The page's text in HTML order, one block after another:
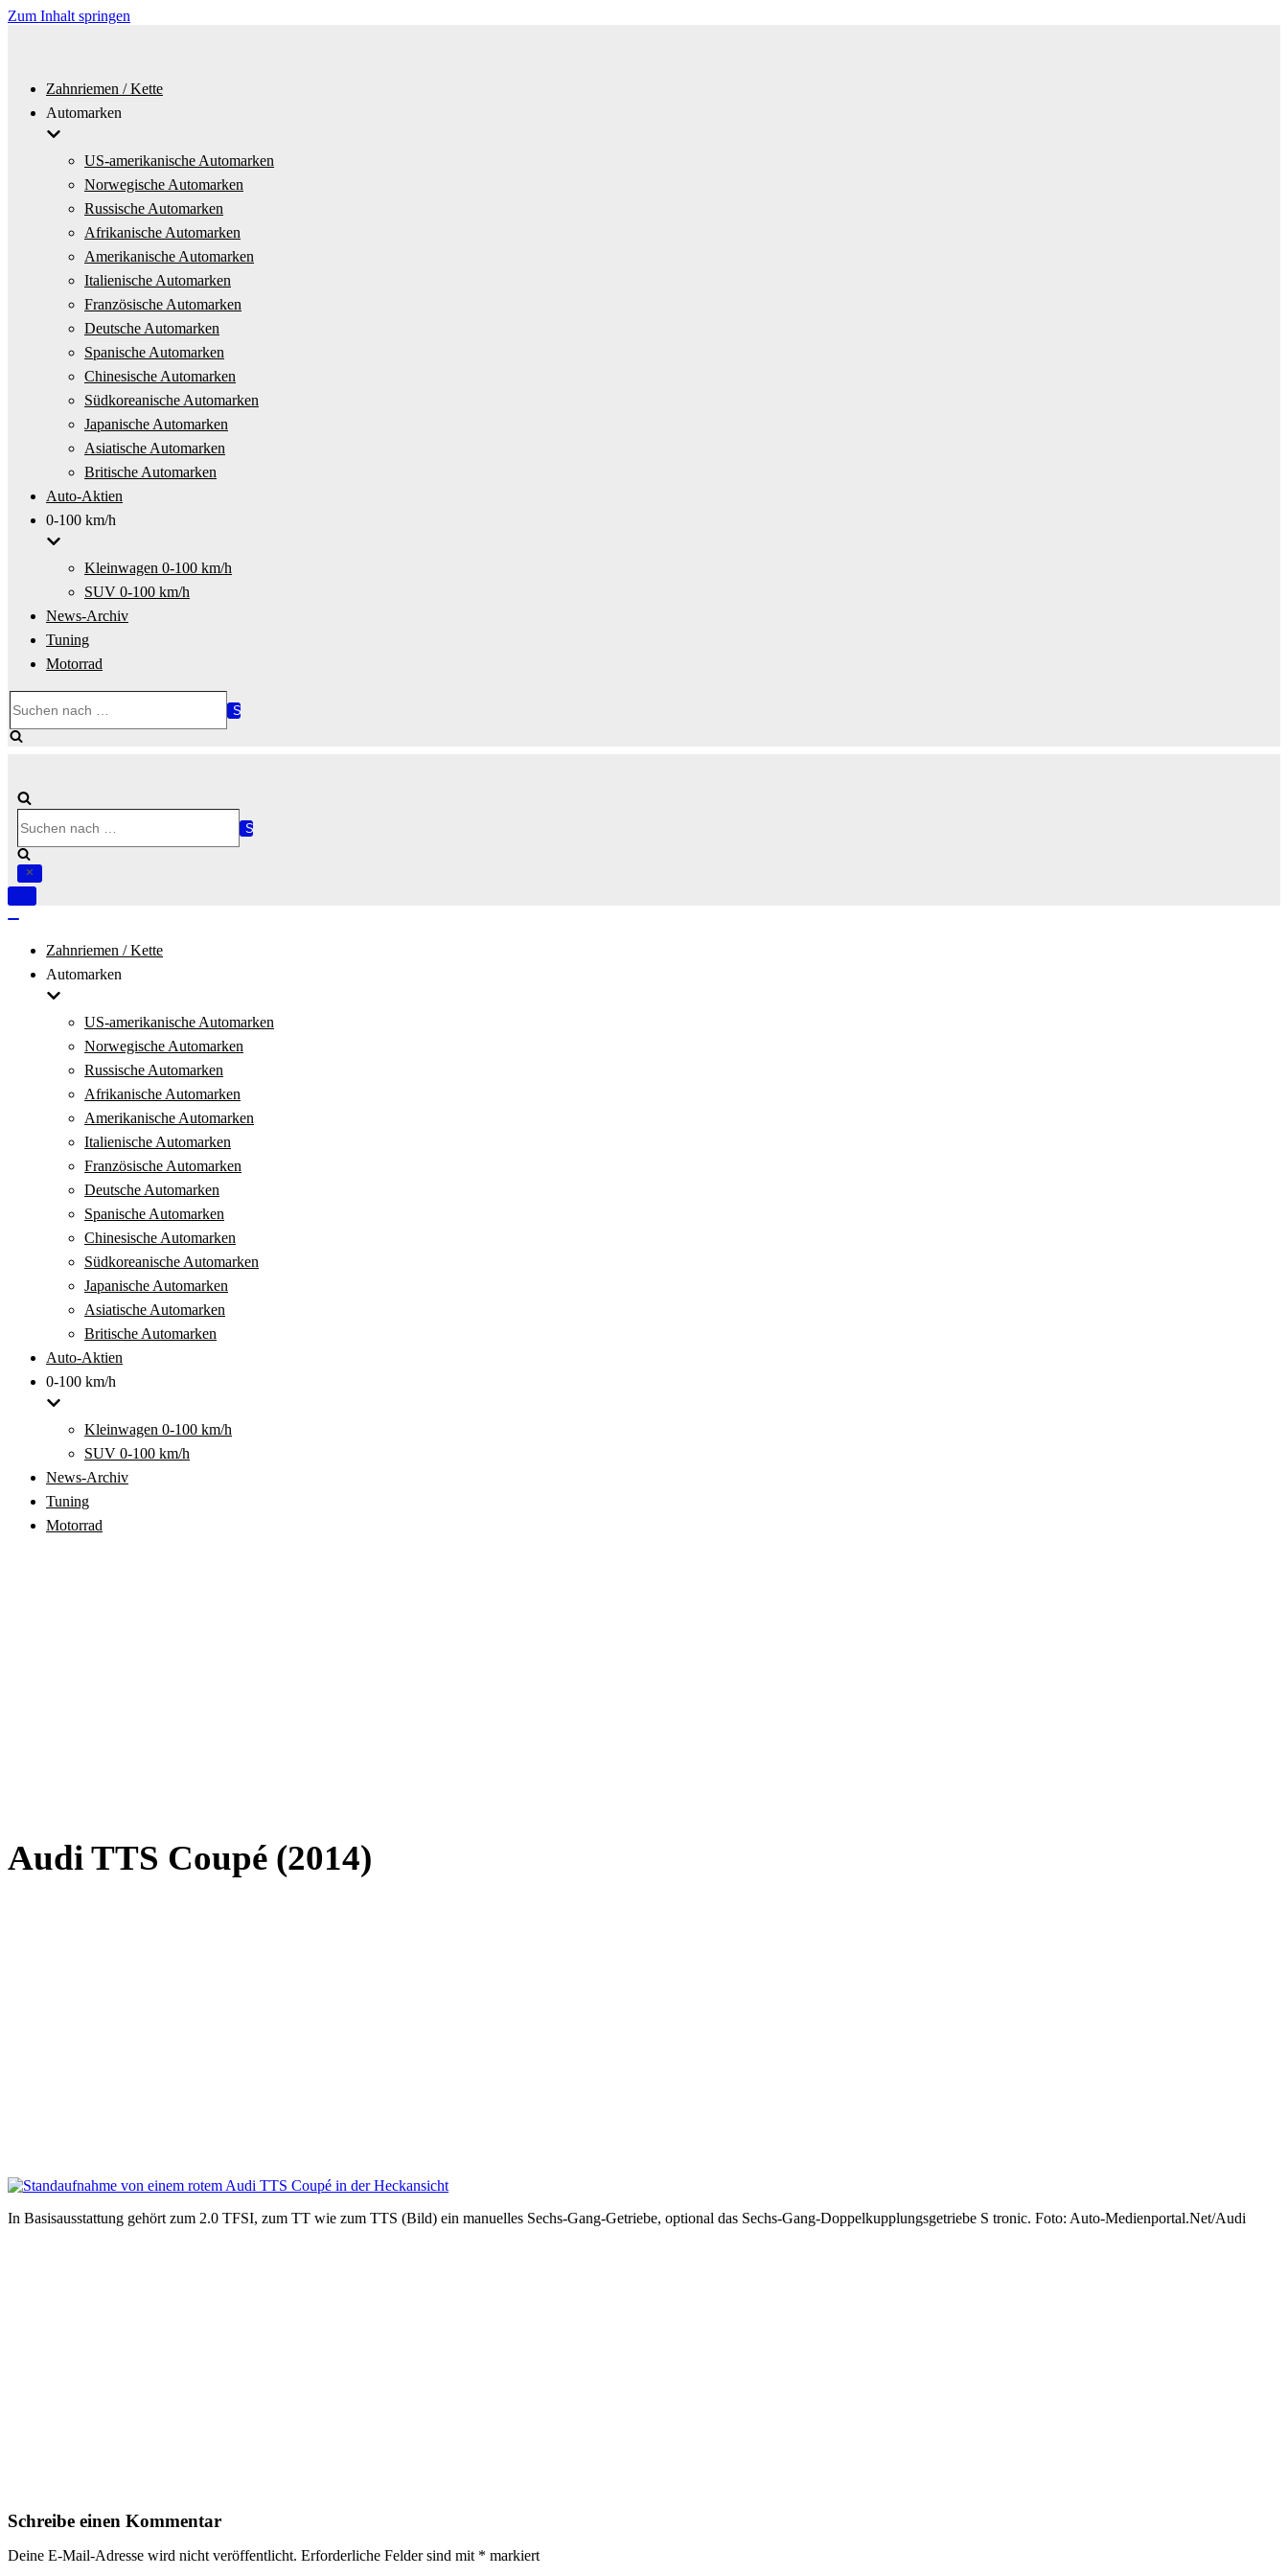
Zum Inhalt springen
Zahnriemen / Kette
Automarken
US-amerikanische Automarken
Norwegische Automarken
Russische Automarken
Afrikanische Automarken
Amerikanische Automarken
Italienische Automarken
Französische Automarken
Deutsche Automarken
Spanische Automarken
Chinesische Automarken
Südkoreanische Automarken
Japanische Automarken
Asiatische Automarken
Britische Automarken
Auto-Aktien
0-100 km/h
Kleinwagen 0-100 km/h
SUV 0-100 km/h
News-Archiv
Tuning
Motorrad
nach …
nach …
Navigation
Zahnriemen / Kette
Automarken
US-amerikanische Automarken
Norwegische Automarken
Russische Automarken
Afrikanische Automarken
Amerikanische Automarken
Italienische Automarken
Französische Automarken
Deutsche Automarken
Spanische Automarken
Chinesische Automarken
Südkoreanische Automarken
Japanische Automarken
Asiatische Automarken
Britische Automarken
Auto-Aktien
0-100 km/h
Kleinwagen 0-100 km/h
SUV 0-100 km/h
News-Archiv
Tuning
Motorrad
Audi TTS Coupé (2014)
In Basisausstattung gehört zum 2.0 TFSI, zum TT wie zum TTS (Bild) ein manuelles Sechs-Gang-Getriebe, optional das Sechs-Gang-Doppelkupplungsgetriebe S tronic. Foto: Auto-Medienportal.Net/Audi
Schreibe einen Kommentar
Deine E-Mail-Adresse wird nicht veröffentlicht. Erforderliche Felder sind mit * markiert